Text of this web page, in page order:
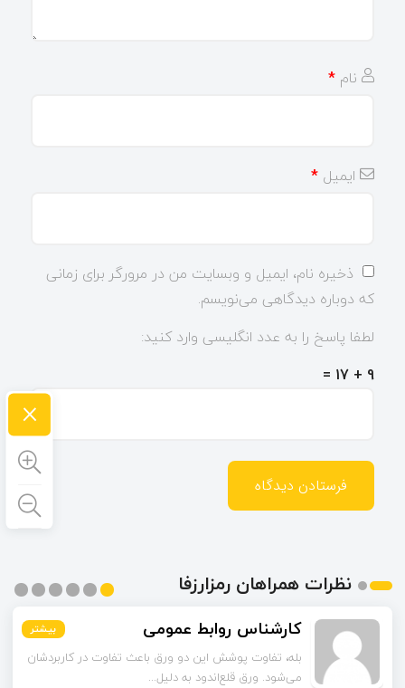
نام *
ایمیل *
ذخیره نام، ایمیل و وبسایت من در مرورگر برای زمانی
که دوباره دیدگاهی می‌نویسم.
لطفا پاسخ را به عدد انگلیسی وارد کنید:
9 + 17 =
نظرات همراهان رمزارزفا
کارشناس روابط عمومی بیشتر
بله، تفاوت پوشش این دو ورق باعث تفاوت در کاربردشان
می‌شود. ورق قلع‌اندود به دلیل...
بیشتر
بیشتر
بیشتر
بیشتر
بیشتر
×